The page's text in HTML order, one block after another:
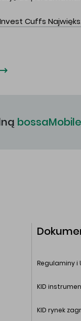
Invest Cuffs
bossaMobile
Regulaminy i
KID
KID rynek